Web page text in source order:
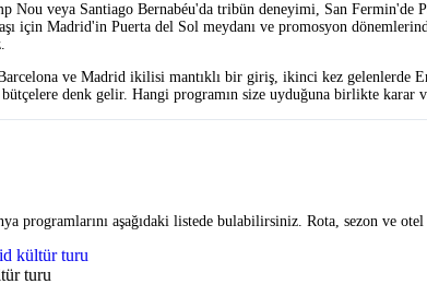
veya Santiago Bernabéu'da tribün deneyimi, San Fermin'de
için Madrid'in Puerta del Sol meydanı ve promosyon
ve Madrid ikilisi mantıklı bir giriş, ikinci kez gelenlerde
denk gelir. Hangi programın size uyduğuna birlikte
aşağıdaki listede bulabilirsiniz. Rota, sezon ve otel